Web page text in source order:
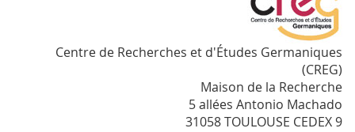
Centre de Recherches et d'Études Germaniques
(CREG)
Maison de la Recherche
5 allées Antonio Machado
31058 TOULOUSE CEDEX 9